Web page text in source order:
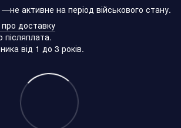
активне на період військового стану.
про доставку
післяплата.
від 1 до 3 років.